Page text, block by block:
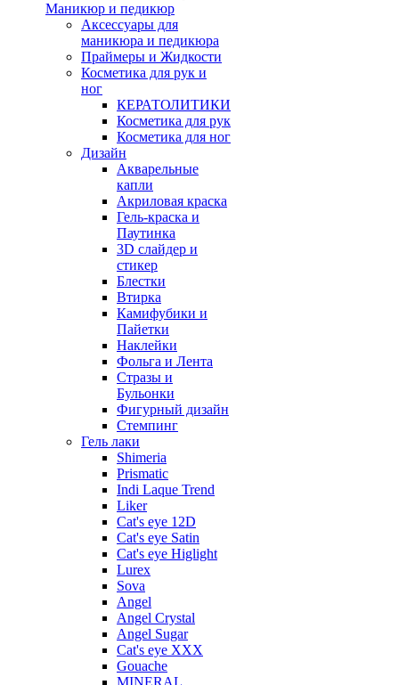
Маникюр и педикюр
Аксессуары для
маникюра и педикюра
Праймеры и Жидкости
Косметика для рук и
ног
КЕРАТОЛИТИКИ
Косметика для рук
Косметика для ног
Дизайн
Акварельные
капли
Акриловая краска
Гель-краска и
Паутинка
3D слайдер и
стикер
Блестки
Втирка
Камифубики и
Пайетки
Наклейки
Фольга и Лента
Стразы и
Бульонки
Фигурный дизайн
Стемпинг
Гель лаки
Shimeria
Prismatic
Indi Laque Trend
Liker
Cat's eye 12D
Cat's eye Satin
Cat's eye Higlight
Lurex
Sova
Angel
Angel Crystal
Angel Sugar
Cat's eye XXX
Gouache
MINERAL